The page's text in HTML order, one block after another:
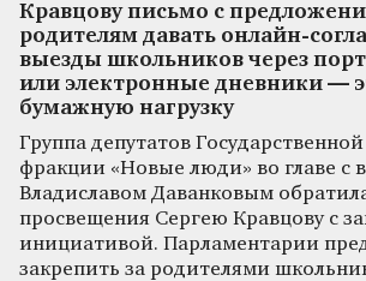
Кравцову письмо с
родителям давать онлайн-
выезды школьников через
или электронные дневники —
бумажную нагрузку
Группа депутатов
фракции «Новые люди» во главе с
Владиславом Даванковым
просвещения Сергею Кравцову с
инициативой. Парламентарии
закрепить за родителями